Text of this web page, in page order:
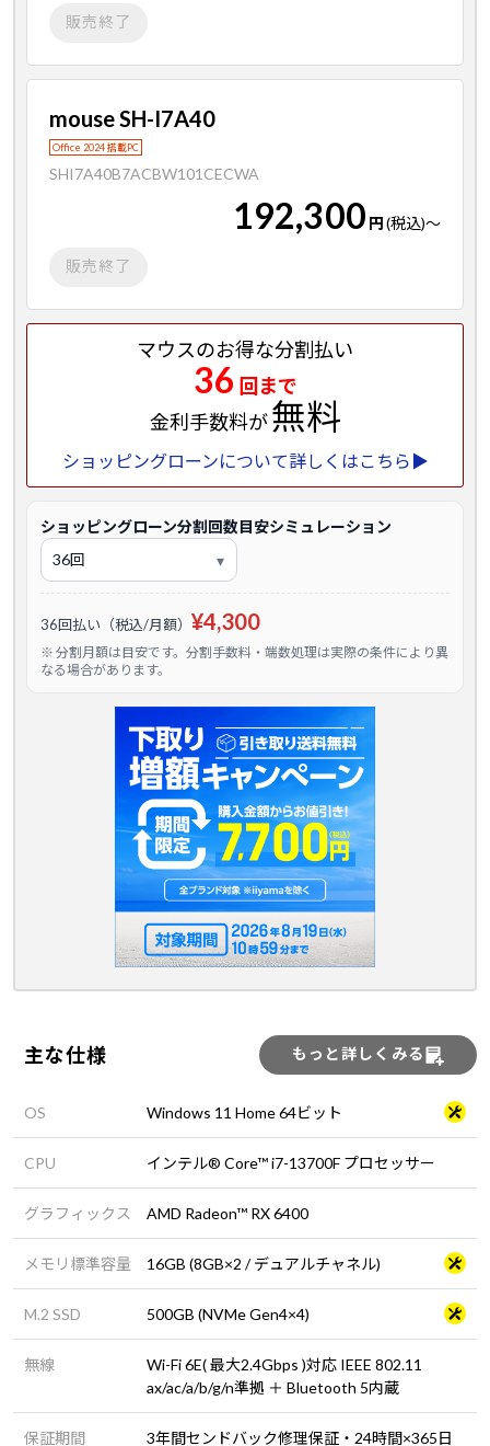
販売終了
mouse SH-I7A40
Office 2024 搭載PC
SHI7A40B7ACBW101CECWA
192,300 円(税込)～
販売終了
マウスのお得な分割払い
36 回まで
金利手数料が無料
ショッピングローンについて詳しくはこちら▶
ショッピングローン分割回数目安シミュレーション
36回払い（税込/月額） ¥4,300
※ 分割月額は目安です。分割手数料・端数処理は実際の条件により異
なる場合があります。
主な仕様 もっと詳しくみる
OS Windows 11 Home 64ビット
CPU インテル® Core™ i7-13700F プロセッサー
グラフィックス AMD Radeon™ RX 6400
メモリ標準容量 16GB (8GB×2 / デュアルチャネル)
M.2 SSD 500GB (NVMe Gen4×4)
無線
Wi-Fi 6E( 最大2.4Gbps )対応 IEEE 802.11
ax/ac/a/b/g/n準拠 ＋ Bluetooth 5内蔵
保証期間
3年間センドバック修理保証・24時間×365日